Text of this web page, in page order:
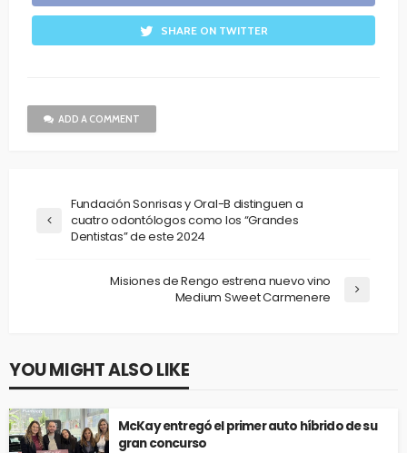
SHARE ON TWITTER
ADD A COMMENT
Fundación Sonrisas y Oral-B distinguen a
cuatro odontólogos como los “Grandes
Dentistas” de este 2024
Misiones de Rengo estrena nuevo vino
Medium Sweet Carmenere
YOU MIGHT ALSO LIKE
McKay entregó el primer auto híbrido de su
gran concurso